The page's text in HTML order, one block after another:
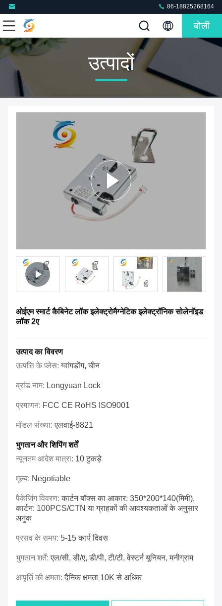
86-18825268164
बोली
उत्पादों
ओईएम स्मार्ट कैबिनेट लॉक इलेक्ट्रोमैग्नेटिक इलेक्ट्रॉनिक सोलेनॉइड
लॉक 2ए
उत्पाद का विवरण
उत्पत्ति के प्लेस:ग्वांगडोंग, चीन
ब्रांड नाम: Longyuan Lock
प्रमाणन: FCC CE RoHS ISO9001
मॉडल संख्या:एलवाई-8821
भुगतान और शिपिंग शर्तें
न्यूनतम आदेश मात्रा: 10 टुकड़े
मूल्य: Negotiable
पैकेजिंग विवरण:कार्टन बॉक्स का आकार: 350*200*140(मिमी),
कार्टन: 100PCS/CTN या ग्राहकों की आवश्यकताओं के अनुसार
अनुक
प्रसव के समय: 5-15 कार्य दिवस
भुगतान शर्तें:एल/सी, डी/ए, डी/पी, टी/टी, वेस्टर्न यूनियन, मनीग्राम
आपूर्ति की क्षमता:दैनिक क्षमता 10K से अधिक